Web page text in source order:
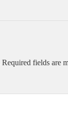
Required fields are